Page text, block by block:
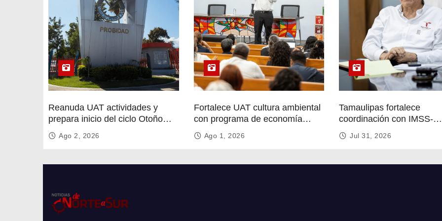
a
s
Reanuda UAT actividades y
prepara inicio del ciclo Otoño
2026
Ago 2, 2026
Fortalece UAT cultura ambiental
con programa de economía
circular
Ago 1, 2026
Tamaulipas fortalece
coordinación con IMSS-
Bienestar para mejorar
de salud
Jul 31, 2026